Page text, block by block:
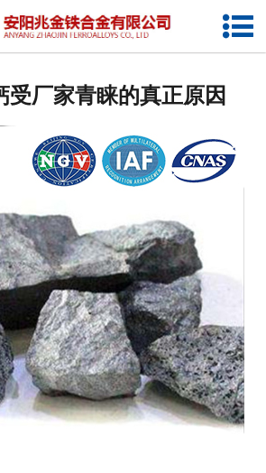
网站首页
产品中心
视频中心
联系我们
受厂家青睐的真正原因